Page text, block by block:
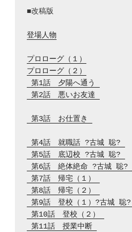
■改稿版
登場人物
プロローグ（１）
プロローグ（２）
第1話　夕陽へ通う
第2話　悪いお友達
第3話　お仕置き
第4話　就職話 ?古城 聡?
第5話　底辺校 ?古城 聡?
第6話　絶体絶命 ?古城 聡?
第7話　帰宅（１）
第8話　帰宅（２）
第9話　登校（１）?古城 聡?
第10話　登校（２）
第11話　授業中断